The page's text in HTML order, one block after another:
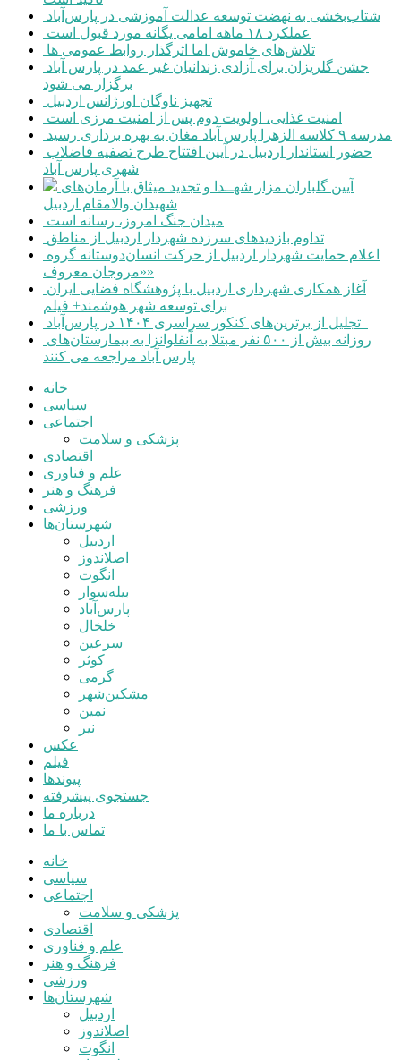
شتاب‌بخشی به نهضت توسعه عدالت آموزشی در پارس‌آباد
عملکرد ۱۸ ماهه امامی یگانه مورد قبول است
تلاش‌های خاموش اما اثرگذار روابط عمومی ها
برگزار می شود
تجهیز ناوگان اورژانس اردبیل
امنیت غذایی، اولویت دوم پس از امنیت مرزی است
مدرسه ۹ کلاسه الزهرا پارس آباد مغان به بهره برداری رسید
شهری پارس آباد
شهیدان والامقام اردبیل
میدان جنگ امروز، رسانه است
تداوم بازدیدهای سرزده شهردار اردبیل از مناطق
«مروجان معروف»
برای توسعه شهر هوشمند+ فیلم
پارس آباد مراجعه می کنند
خانه
سیاسی
اجتماعی
پزشکی و سلامت
اقتصادی
علم و فناوری
فرهنگ و هنر
ورزشی
شهرستان‌ها
اردبیل
اصلاندوز
انگوت
بیله‌سوار
پارس‌آباد
خلخال
سرعین
کوثر
گرمی
مشکین‌شهر
نمین
نیر
عکس
فیلم
پیوندها
جستجوی پیشرفته
درباره ما
تماس با ما
خانه
سیاسی
اجتماعی
پزشکی و سلامت
اقتصادی
علم و فناوری
فرهنگ و هنر
ورزشی
شهرستان‌ها
اردبیل
اصلاندوز
انگوت